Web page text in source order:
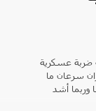
ضربة عسكرية
سرعان ما
وربما أشد